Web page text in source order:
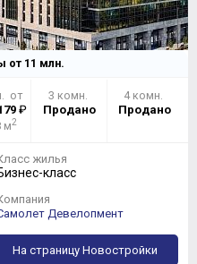
от 11 млн.
от
₽
м2
3 комн.
Продано
4 комн.
Продано
жилья
класс
Девелопмент
На страницу Новостройки